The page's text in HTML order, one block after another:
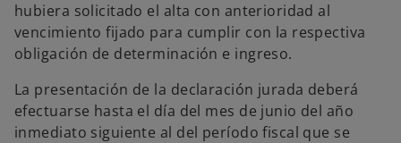
hubiera solicitado el alta con anterioridad al
vencimiento fijado para cumplir con la respectiva
obligación de determinación e ingreso.
La presentación de la declaración jurada deberá
efectuarse hasta el día del mes de junio del año
inmediato siguiente al del período fiscal que se